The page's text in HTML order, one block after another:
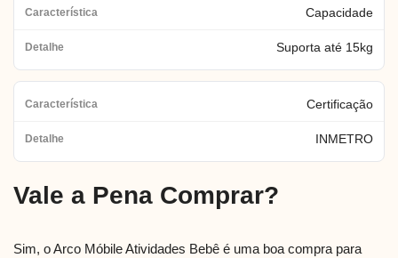
Capacidade
Suporta até 15kg
Certificação
INMETRO
Vale a Pena Comprar?
Sim, o Arco Móbile Atividades Bebê é uma boa compra para